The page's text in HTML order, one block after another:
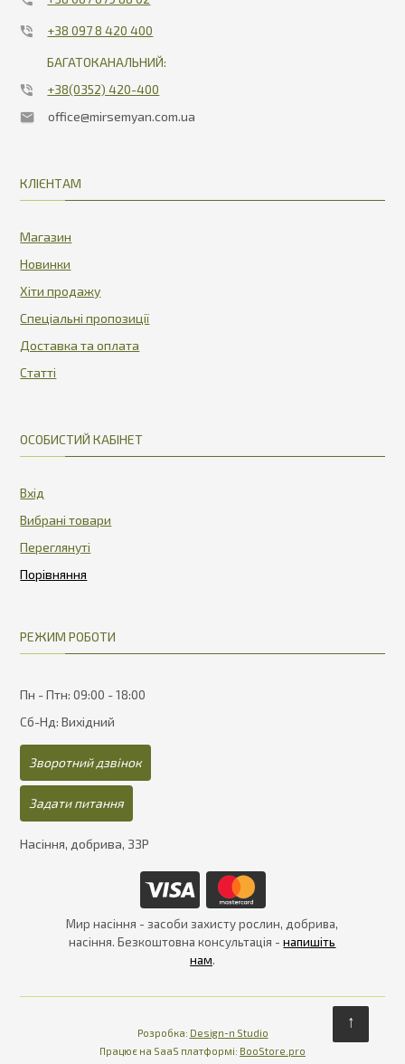
+38 097 8 420 400
БАГАТОКАНАЛЬНИЙ:
+38(0352) 420-400
office@mirsemyan.com.ua
КЛІЄНТАМ
Магазин
Новинки
Хіти продажу
Спеціальні пропозиції
Доставка та оплата
Статті
ОСОБИСТИЙ КАБІНЕТ
Вхід
Вибрані товари
Переглянуті
РЕЖИМ РОБОТИ
Пн - Птн: 09:00 - 18:00
Сб-Нд: Вихідний
Зворотний дзвінок
Задати питання
Насіння, добрива, ЗЗР
Мир насіння - засоби захисту рослин, добрива,
насіння. Безкоштовна консультація -напишіть
нам.
Розробка: Design-n Studio
Працює на SaaS платформі: Працює на SaaS платформі
BooStore.pro
↑